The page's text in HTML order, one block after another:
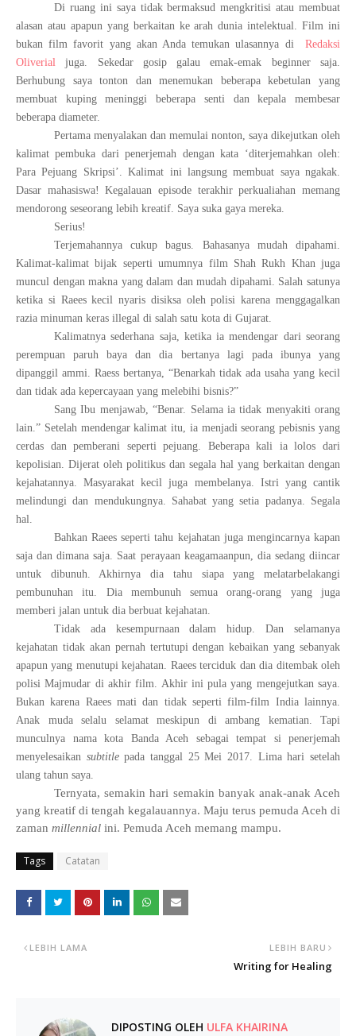
Di ruang ini saya tidak bermaksud mengkritisi atau membuat
alasan atau apapun yang berkaitan ke arah dunia intelektual. Film ini
bukan film favorit yang akan Anda temukan ulasannya di
Redaksi
Oliverial
juga. Sekedar gosip galau emak-emak beginner saja.
Berhubung saya tonton dan menemukan beberapa kebetulan yang
membuat kuping meninggi beberapa senti dan kepala membesar
beberapa diameter.
Pertama menyalakan dan memulai nonton, saya dikejutkan oleh
kalimat pembuka dari penerjemah dengan kata ‘diterjemahkan oleh:
Para Pejuang Skripsi’. Kalimat ini langsung membuat saya ngakak.
Dasar mahasiswa! Kegalauan episode terakhir perkualiahan memang
mendorong seseorang lebih kreatif. Saya suka gaya mereka.
Serius!
Terjemahannya cukup bagus. Bahasanya mudah dipahami.
Kalimat-kalimat bijak seperti umumnya film Shah Rukh Khan juga
muncul dengan makna yang dalam dan mudah dipahami. Salah satunya
ketika si Raees kecil nyaris disiksa oleh polisi karena menggagalkan
razia minuman keras illegal di salah satu kota di Gujarat.
Kalimatnya sederhana saja, ketika ia mendengar dari seorang
perempuan paruh baya dan dia bertanya lagi pada ibunya yang
dipanggil ammi. Raess bertanya, “Benarkah tidak ada usaha yang kecil
dan tidak ada kepercayaan yang melebihi bisnis?”
Sang Ibu menjawab, “Benar. Selama ia tidak menyakiti orang
lain.” Setelah mendengar kalimat itu, ia menjadi seorang pebisnis yang
cerdas dan pemberani seperti pejuang. Beberapa kali ia lolos dari
kepolisian. Dijerat oleh politikus dan segala hal yang berkaitan dengan
kejahatannya. Masyarakat kecil juga membelanya. Istri yang cantik
melindungi dan mendukungnya. Sahabat yang setia padanya. Segala
hal.
Bahkan Raees seperti tahu kejahatan juga mengincarnya kapan
saja dan dimana saja. Saat perayaan keagamaanpun, dia sedang diincar
untuk dibunuh. Akhirnya dia tahu siapa yang melatarbelakangi
pembunuhan itu. Dia membunuh semua orang-orang yang juga
memberi jalan untuk dia berbuat kejahatan.
Tidak ada kesempurnaan dalam hidup. Dan selamanya
kejahatan tidak akan pernah tertutupi dengan kebaikan yang sebanyak
apapun yang menutupi kejahatan. Raees terciduk dan dia ditembak oleh
polisi Majmudar di akhir film. Akhir ini pula yang mengejutkan saya.
Bukan karena Raees mati dan tidak seperti film-film India lainnya.
Anak muda selalu selamat meskipun di ambang kematian. Tapi
munculnya nama kota Banda Aceh sebagai tempat si penerjemah
menyelesaikan subtitlepada tanggal 25 Mei 2017. Lima hari setelah
ulang tahun saya.
Ternyata, semakin hari semakin banyak anak-anak Aceh
yang kreatif di tengah kegalauannya. Maju terus pemuda Aceh di
zaman millennial ini. Pemuda Aceh memang mampu.
Tags Catatan
LEBIH BARU
Writing for Healing
LEBIH LAMA
DIPOSTING OLEH ULFA KHAIRINA